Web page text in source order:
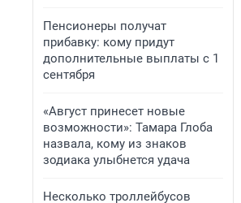
Пенсионеры получат
прибавку: кому придут
дополнительные выплаты с 1
сентября
«Август принесет новые
возможности»: Тамара Глоба
назвала, кому из знаков
зодиака улыбнется удача
Несколько троллейбусов